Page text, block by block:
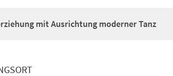
mit Ausrichtung moderner Tanz